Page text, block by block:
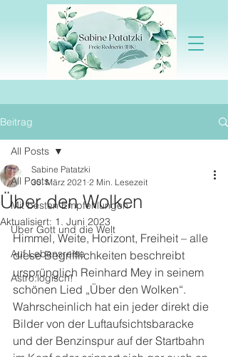
Beitrag
All Posts
Mit besten Empfehlungen
Über Gott und die Welt
Auf Lebensreise
Astro:logisch!
All Posts
Über den Wolken
Sabine Patatzki
30. März 2021 2 Min. Lesezeit
Aktualisiert: 1. Juni 2023
Himmel, Weite, Horizont, Freiheit – alle
diese Begrifflichkeiten beschreibt
ursprünglich Reinhard Mey in seinem
schönen Lied „Über den Wolken“.
Wahrscheinlich hat ein jeder direkt die
Bilder von der Luftaufsichtsbaracke
und der Benzinspur auf der Startbahn